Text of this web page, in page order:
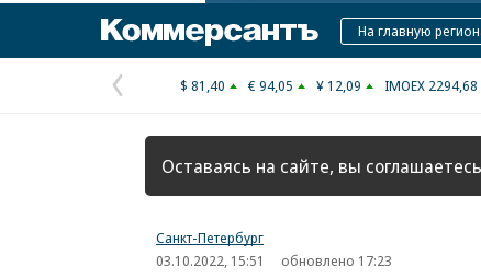
КоммерсантъНа главную
Предыдущая
страница
$ 81,40 € 94,05 ¥ 12,09 IMOEX 2294,68
Оставаясь на сайте, вы
Санкт-Петербург
03.10.2022, 15:51
обновлено 17:23